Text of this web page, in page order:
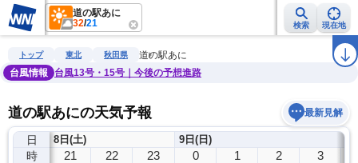
道の駅あに
32/21 検索 現在地
雨雲レーダー 台風情報 地震情報 ラ
トップ 東北 秋田県
道の駅あに
台風情報
台風13号・15号｜今後の予想進路
道の駅あにの天気予報 最新見解
日
時
8日(土)
20 21 22 23
9日(日)
0 1 2 3